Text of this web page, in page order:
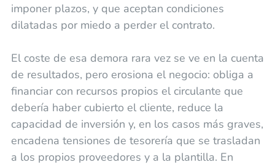
imponer plazos, y que aceptan condiciones
dilatadas por miedo a perder el contrato.
El coste de esa demora rara vez se ve en la cuenta
de resultados, pero erosiona el negocio: obliga a
financiar con recursos propios el circulante que
debería haber cubierto el cliente, reduce la
capacidad de inversión y, en los casos más graves,
encadena tensiones de tesorería que se trasladan
a los propios proveedores y a la plantilla. En